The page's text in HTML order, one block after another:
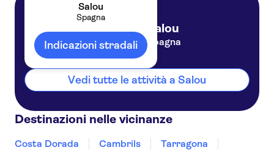
Salou
Spagna
Indicazioni stradali
Salou
Spagna
Vedi tutte le attività a Salou
Destinazioni nelle vicinanze
Costa Dorada Cambrils
Tarragona